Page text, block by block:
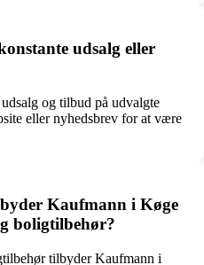
udsalg eller
og tilbud på udvalgte
eller nyhedsbrev for at være
Kaufmann i Køge
boligtilbehør?
tilbyder Kaufmann i